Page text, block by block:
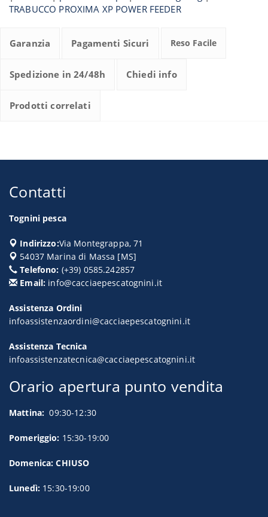
TRABUCCO PROXIMA XP POWER FEEDER
Garanzia Pagamenti Sicuri Reso Facile
Spedizione in 24/48h Chiedi info
Prodotti correlati
Contatti
Tognini pesca
Indirizzo:Via Montegrappa, 71
54037 Marina di Massa [MS]
Telefono: (+39) 0585.242857
Email: info@cacciaepescatognini.it
Assistenza Ordini
infoassistenzaordini@cacciaepescatognini.it
Assistenza Tecnica
infoassistenzatecnica@cacciaepescatognini.it
Orario apertura punto vendita
Mattina: 09:30-12:30
Pomeriggio: 15:30-19:00
Domenica: CHIUSO
Lunedì: 15:30-19:00